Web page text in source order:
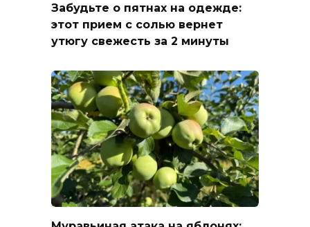
Забудьте о пятнах на одежде:
этот прием с солью вернет
утюгу свежесть за 2 минуты